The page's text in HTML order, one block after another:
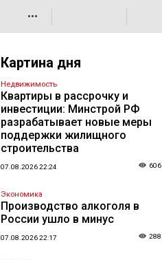
•••
Картина дня
Недвижимость
Квартиры в рассрочку и
инвестиции: Минстрой РФ
разрабатывает новые меры
поддержки жилищного
строительства
07.08.2026 22:24 606
Экономика
Производство алкоголя в
России ушло в минус
07.08.2026 22:17 288